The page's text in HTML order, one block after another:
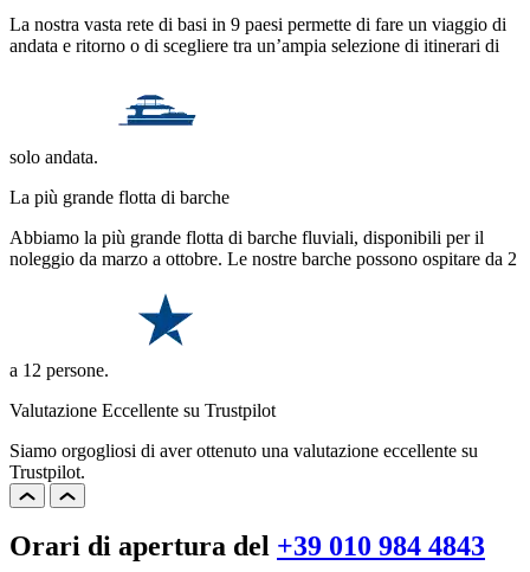
La nostra vasta rete di basi in 9 paesi permette di fare un viaggio di
andata e ritorno o di scegliere tra un’ampia selezione di itinerari di
solo andata.
La più grande flotta di barche
Abbiamo la più grande flotta di barche fluviali, disponibili per il
noleggio da marzo a ottobre. Le nostre barche possono ospitare da 2
a 12 persone.
Valutazione Eccellente su Trustpilot
Siamo orgogliosi di aver ottenuto una valutazione eccellente su
Trustpilot.
Orari di apertura del +39 010 984 4843